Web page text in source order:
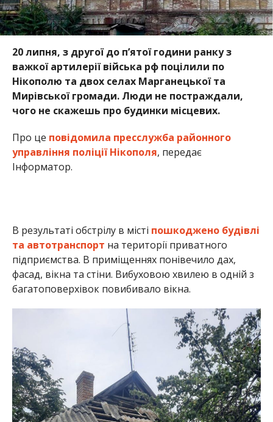
В результаті обстрілу в містіпошкоджено будівлі
та автотранспортна території приватного
підприємства. В приміщеннях понівечило дах,
фасад, вікна та стіни. Вибуховою хвилею в одній з
багатоповерхівок повибивало вікна.